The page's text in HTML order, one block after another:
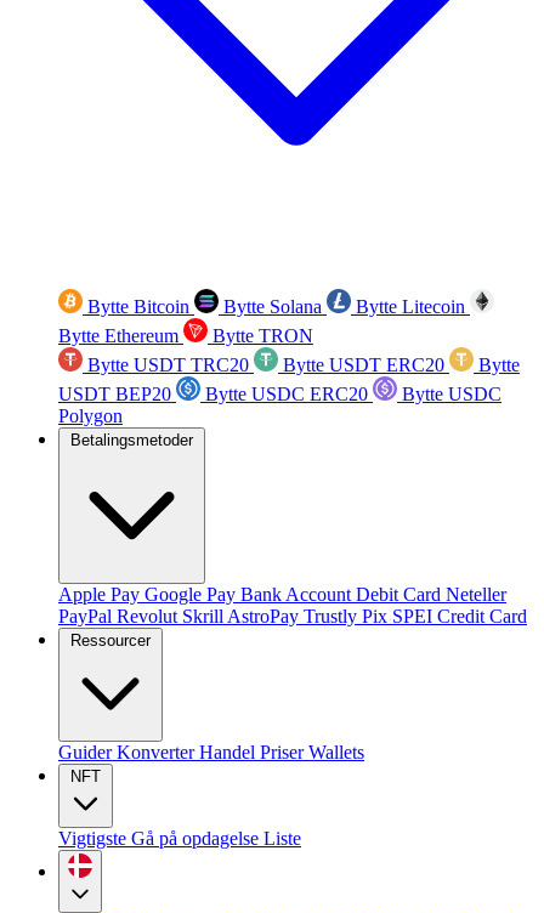
Bytte Bitcoin Bytte Solana
Bytte Litecoin
Bytte Ethereum
Bytte TRON
Bytte USDT TRC20
Bytte USDT ERC20
Bytte
USDT BEP20
Bytte USDC ERC20
Bytte USDC
Polygon
Betalingsmetoder
Apple Pay Google Pay Bank Account Debit Card Neteller
PayPal Revolut Skrill AstroPay Trustly Pix SPEI Credit Card
Ressourcer
GuiderKonverterHandel PriserWallets
NFT
Vigtigste Gå på opdagelse Liste